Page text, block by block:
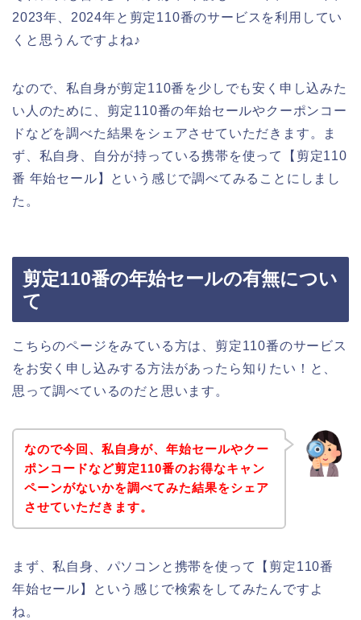
2023年、2024年と剪定110番のサービスを利用してい
くと思うんですよね♪
なので、私自身が剪定110番を少しでも安く申し込みた
い人のために、剪定110番の年始セールやクーポンコー
ドなどを調べた結果をシェアさせていただきます。ま
ず、私自身、自分が持っている携帯を使って【剪定110
番 年始セール】という感じで調べてみることにしまし
た。
剪定110番の年始セールの有無につい
て
こちらのページをみている方は、剪定110番のサービス
をお安く申し込みする方法があったら知りたい！と、
思って調べているのだと思います。
なので今回、私自身が、年始セールやクー
ポンコードなど剪定110番のお得なキャン
ペーンがないかを調べてみた結果をシェア
させていただきます。
まず、私自身、パソコンと携帯を使って【剪定110番
年始セール】という感じで検索をしてみたんですよ
ね。